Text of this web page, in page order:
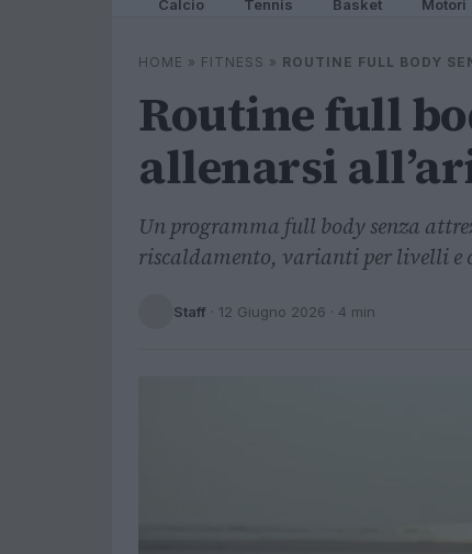
Calcio Tennis Basket Motori
HOME » FITNESS » ROUTINE FULL BODY
Routine full
allenarsi
Un programma full body senza
riscaldamento, varianti per livelli e
Staff · 12 Giugno 2026 · 4 min